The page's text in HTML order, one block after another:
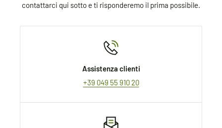
contattarci qui sotto e ti risponderemo il prima possibile.
Assistenza clienti
+39 049 55 910 20